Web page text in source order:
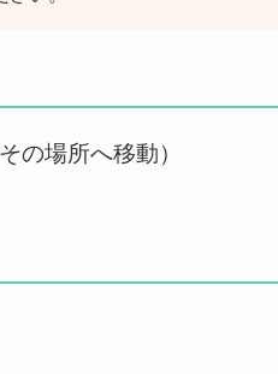
の場所へ移動）